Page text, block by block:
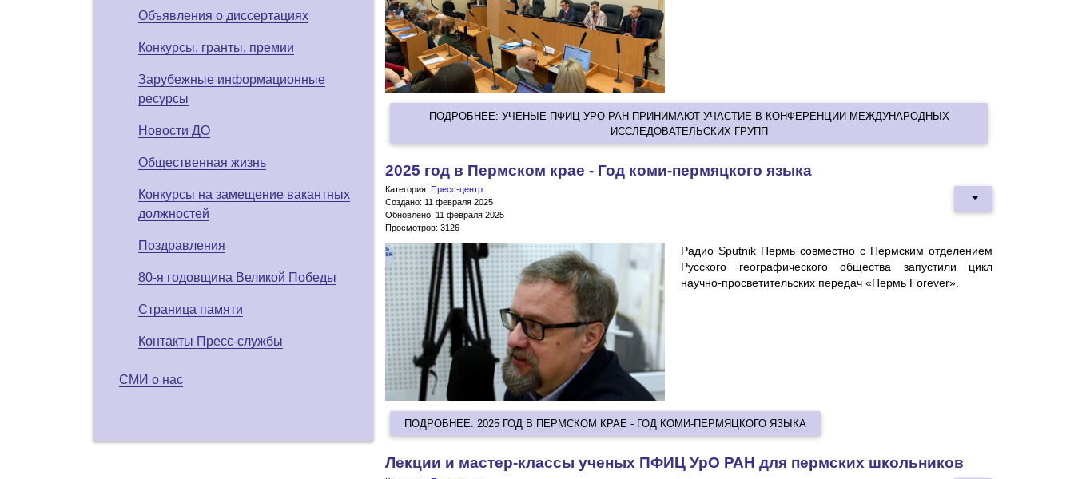
Объявления о диссертациях
Конкурсы, гранты, премии
Зарубежные информационные
ресурсы
Новости ДО
Общественная жизнь
Конкурсы на замещение вакантных
должностей
Поздравления
80-я годовщина Великой Победы
Страница памяти
Контакты Пресс-службы
СМИ о нас
ПОДРОБНЕЕ: УЧЕНЫЕ ПФИЦ УРО РАН ПРИНИМАЮТ УЧАСТИЕ В КОНФЕРЕНЦИИ МЕЖДУНАРОДНЫХ
ИССЛЕДОВАТЕЛЬСКИХ ГРУПП
2025 год в Пермском крае - Год коми-пермяцкого языка
Категория: Пресс-центр
Создано: 11 февраля 2025
Обновлено: 11 февраля 2025
Просмотров: 3126
Радио Sputnik Пермь совместно с Пермским отделением
Русского географического общества запустили цикл
научно-просветительских передач «Пермь Fоrever».
ПОДРОБНЕЕ: 2025 ГОД В ПЕРМСКОМ КРАЕ - ГОД КОМИ-ПЕРМЯЦКОГО ЯЗЫКА
Лекции и мастер-классы ученых ПФИЦ УрО РАН для пермских школьников